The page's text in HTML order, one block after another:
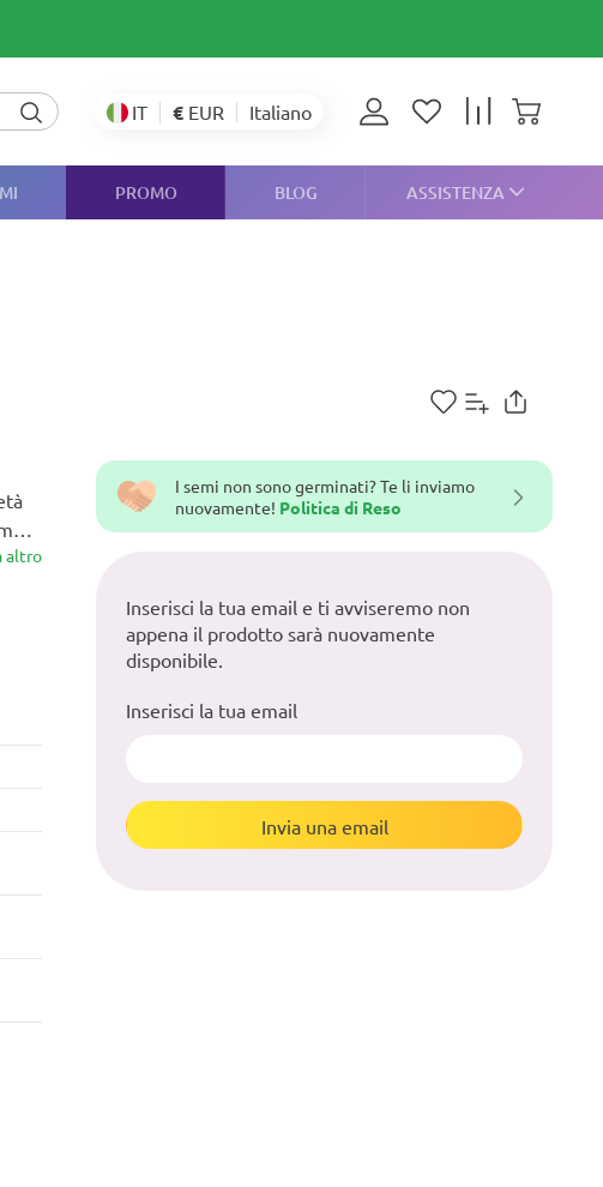
IT € EUR Italiano
PROMO BLOG ASSISTENZA
altro
I semi non sono germinati? Te li inviamo
nuovamente! Politica di Reso
Inserisci la tua email e ti avviseremo non
appena il prodotto sarà nuovamente
disponibile.
Inserisci la tua email
Invia una email